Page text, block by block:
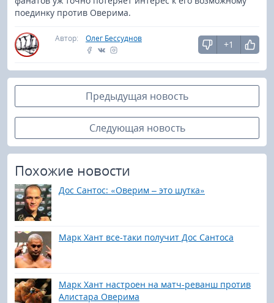
поединку против Оверима.
Автор: Олег Бессуднов
+1
Предыдущая новость
Следующая новость
Похожие новости
Дос Сантос: «Оверим – это шутка»
Марк Хант все-таки получит Дос Сантоса
Марк Хант настроен на матч-реванш против
Алистара Оверима